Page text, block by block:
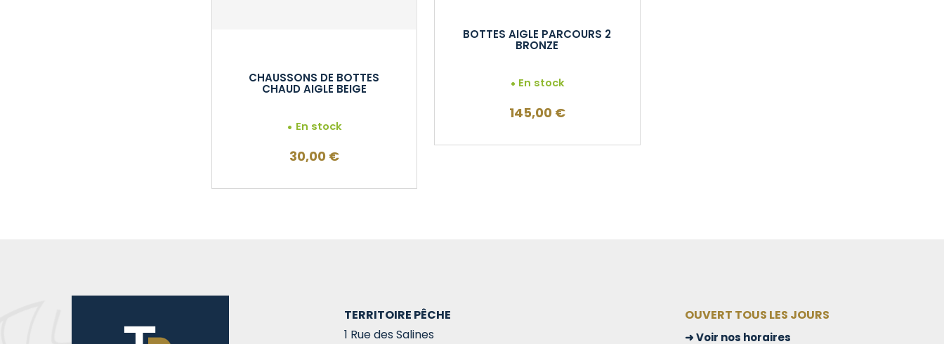
CHAUSSONS DE BOTTES
CHAUD AIGLE BEIGE
En stock
30,00 €
BOTTES AIGLE PARCOURS 2
BRONZE
En stock
145,00 €
TERRITOIRE PÊCHE
1 Rue des Salines
OUVERT TOUS LES JOURS
Voir nos horaires